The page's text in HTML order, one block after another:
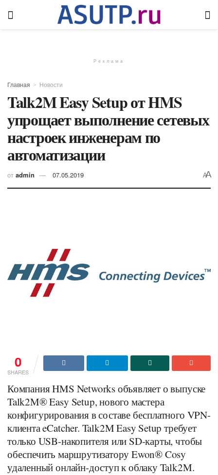
Реклама
Главная Новости
Talk2M Easy Setup от HMS
упрощает выполнение сетевых
настроек инженерам по
автоматизации
от admin 07.05.2019 AA
0
SHARES
Компания HMS Networks объявляет о выпуске
Talk2M® Easy Setup, нового мастера
конфигурирования в составе бесплатного VPN-
клиента eCatcher. Talk2M Easy Setup требует
только USB-накопителя или SD-карты, чтобы
обеспечить маршрутизатору Ewon® Cosy
удаленный онлайн-доступ к облаку Talk2M.